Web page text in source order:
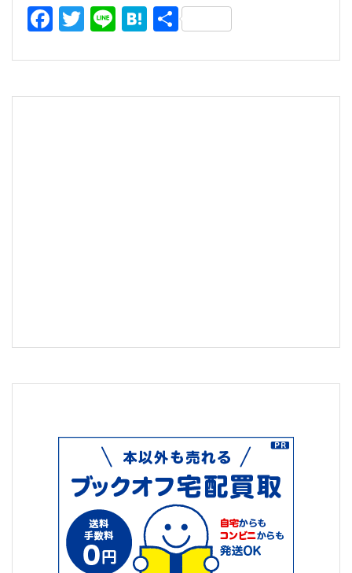
独
創
レ
SCREEN
（後
編）”
F
c
e
T
tt
er
Li
e
H
e
n
共